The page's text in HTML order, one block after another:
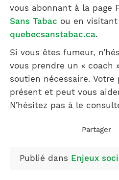
vous abonnant à la page
Sans Tabac ou en
quebecsanstabac.ca.
Si vous êtes fumeur,
vous prendre un « coach
soutien nécessaire.
présent et peut vous
N’hésitez pas à le
Partager
Publié dans Enjeux